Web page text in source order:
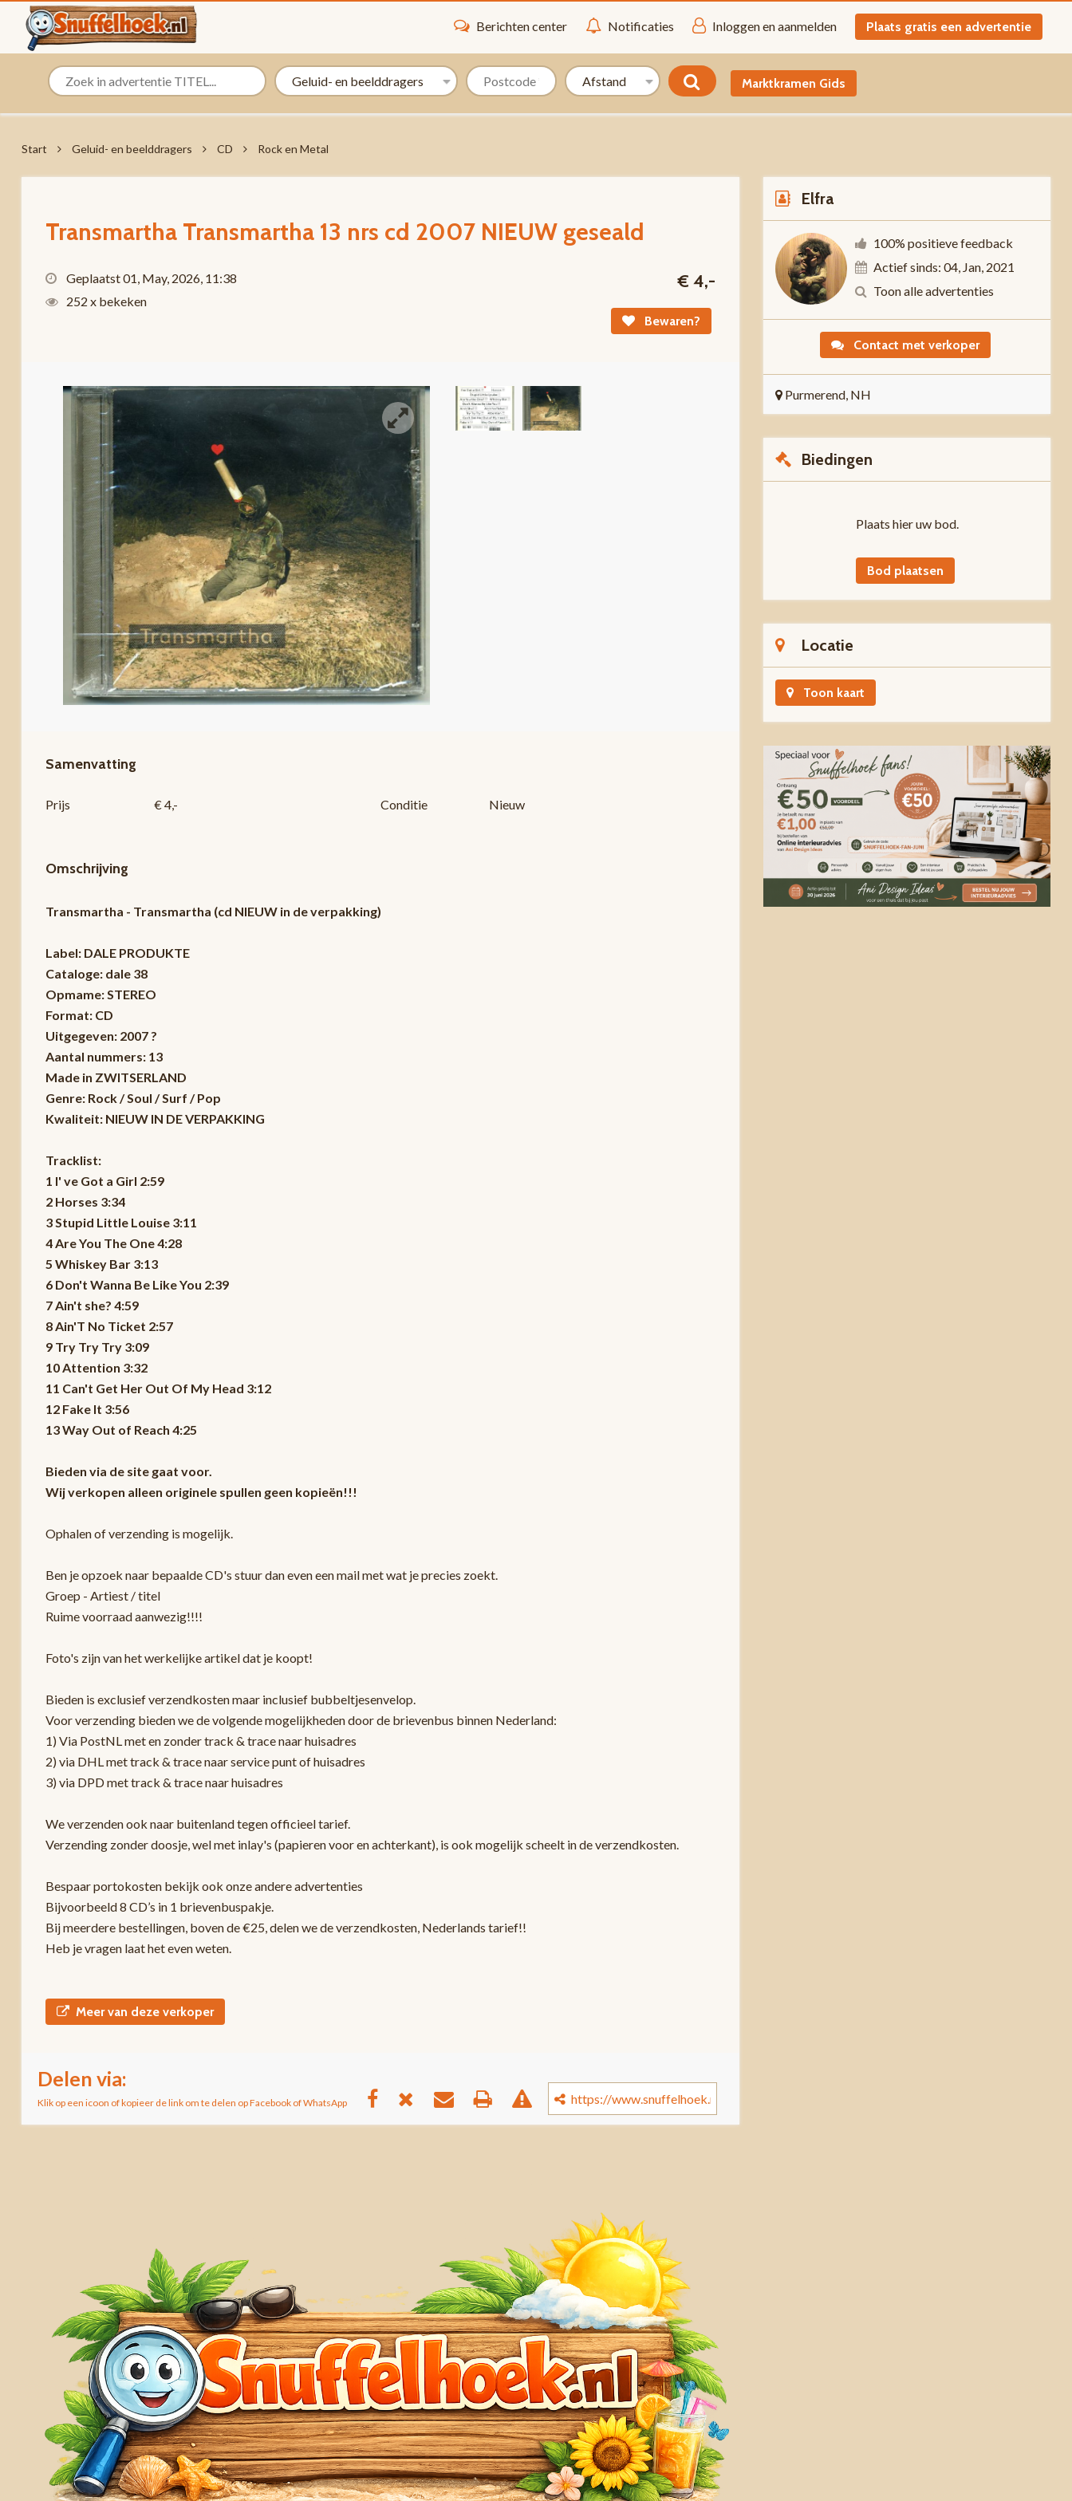
Berichten center Notificaties Inloggen en aanmelden Plaats gratis een advertentie
Marktkramen Gids
Start Geluid- en beelddragers CD Rock en Metal
Transmartha Transmartha 13 nrs cd 2007 NIEUW geseald
Geplaatst 01, May, 2026, 11:38
252 x bekeken
€ 4,-
Bewaren?
Samenvatting
Prijs € 4,- Conditie Nieuw
Omschrijving
Transmartha - Transmartha (cd NIEUW in de verpakking)
Label: DALE PRODUKTE
Cataloge: dale 38
Opmame: STEREO
Format: CD
Uitgegeven: 2007 ?
Aantal nummers: 13
Made in ZWITSERLAND
Genre: Rock / Soul / Surf / Pop
Kwaliteit: NIEUW IN DE VERPAKKING
Tracklist:
1 I' ve Got a Girl 2:59
2 Horses 3:34
3 Stupid Little Louise 3:11
4 Are You The One 4:28
5 Whiskey Bar 3:13
6 Don't Wanna Be Like You 2:39
7 Ain't she? 4:59
8 Ain'T No Ticket 2:57
9 Try Try Try 3:09
10 Attention 3:32
11 Can't Get Her Out Of My Head 3:12
12 Fake It 3:56
13 Way Out of Reach 4:25
Bieden via de site gaat voor.
Wij verkopen alleen originele spullen geen kopieën!!!
Ophalen of verzending is mogelijk.
Ben je opzoek naar bepaalde CD's stuur dan even een mail met wat je precies zoekt.
Groep - Artiest / titel
Ruime voorraad aanwezig!!!!
Foto's zijn van het werkelijke artikel dat je koopt!
Bieden is exclusief verzendkosten maar inclusief bubbeltjesenvelop.
Voor verzending bieden we de volgende mogelijkheden door de brievenbus binnen Nederland:
1) Via PostNL met en zonder track & trace naar huisadres
2) via DHL met track & trace naar service punt of huisadres
3) via DPD met track & trace naar huisadres
We verzenden ook naar buitenland tegen officieel tarief.
Verzending zonder doosje, wel met inlay's (papieren voor en achterkant), is ook mogelijk scheelt in de verzendkosten.
Bespaar portokosten bekijk ook onze andere advertenties
Bijvoorbeeld 8 CD’s in 1 brievenbuspakje.
Bij meerdere bestellingen, boven de €25, delen we de verzendkosten, Nederlands tarief!!
Heb je vragen laat het even weten.
Meer van deze verkoper
Delen via:
Klik op een icoon of kopieer de link om te delen op Facebook of WhatsApp
Elfra
100% positieve feedback
Actief sinds: 04, Jan, 2021
Toon alle advertenties
Contact met verkoper
Purmerend, NH
Biedingen
Plaats hier uw bod.
Bod plaatsen
Locatie
Toon kaart